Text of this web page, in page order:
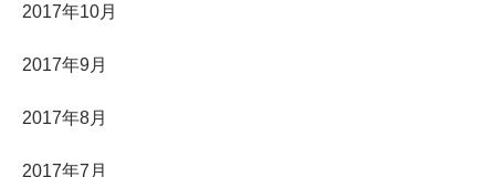
2017年10月
2017年9月
2017年8月
2017年7月